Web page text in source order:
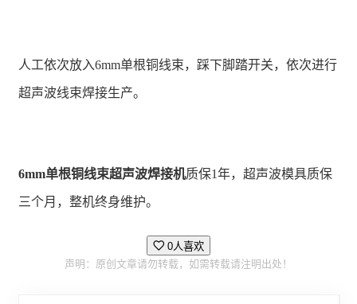
人工依次放入6mm单根铜线束，踩下脚踏开关，依次进行
超声波线束焊接生产。
6mm单根铜线束超声波焊接机质保1年，超声波模具质保
三个月，整机终身维护。
0人喜欢
声明：原创文章请勿转载，如需转载请注明出处！